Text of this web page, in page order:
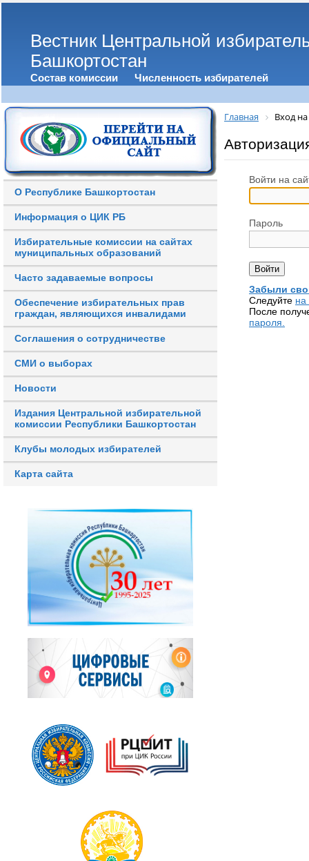
Вестник Центральной
Башкортостан
Состав комиссии Численность избирателей
О Республике Башкортостан
Информация о ЦИК РБ
Избирательные комиссии на сайтах
муниципальных образований
Часто задаваемые вопросы
Обеспечение избирательных прав
граждан, являющихся инвалидами
Соглашения о сотрудничестве
СМИ о выборах
Новости
Издания Центральной избирательной
комиссии Республики Башкортостан
Клубы молодых избирателей
Карта сайта
Главная Вход на
Войти на
Пароль
Забыли
Следуйте на
После
пароля.